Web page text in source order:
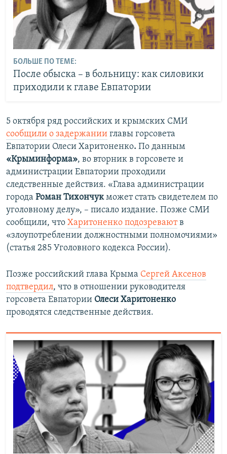
БОЛЬШЕ ПО ТЕМЕ:
После обыска – в больницу: как силовики
приходили к главе Евпатории
5 октября ряд российских и крымских СМИ
сообщили о задержании главы горсовета
Евпатории Олеси Харитоненко. По данным
«Крыминформа», во вторник в горсовете и
администрации Евпатории проходили
следственные действия. «Глава администрации
города Роман Тихончукможет стать свидетелем по
уголовному делу», – писало издание. Позже СМИ
сообщили, что Харитоненко подозреваютв
«злоупотреблении должностными полномочиями»
(статья 285 Уголовного кодекса России).
Позже российский глава Крыма Сергей Аксенов
подтвердил, что в отношении руководителя
горсовета Евпатории Олеси Харитоненко
проводятся следственные действия.